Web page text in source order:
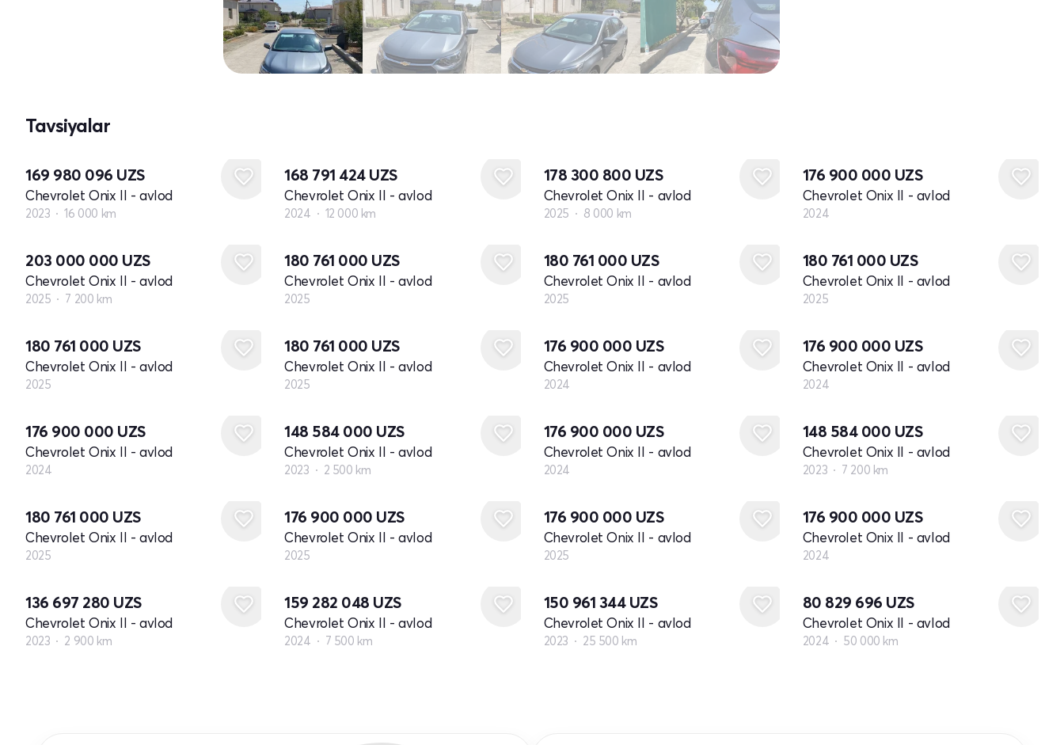
Tavsiyalar
169 980 096 UZS
Chevrolet Onix II - avlod
2023 16 000 km
168 791 424 UZS
Chevrolet Onix II - avlod
2024 12 000 km
178 300 800 UZS
Chevrolet Onix II - avlod
2025 8 000 km
176 900 000 UZS
Chevrolet Onix II - avlod
2024
203 000 000 UZS
Chevrolet Onix II - avlod
2025 7 200 km
180 761 000 UZS
Chevrolet Onix II - avlod
2025
180 761 000 UZS
Chevrolet Onix II - avlod
2025
180 761 000 UZS
Chevrolet Onix II - avlod
2025
180 761 000 UZS
Chevrolet Onix II - avlod
2025
180 761 000 UZS
Chevrolet Onix II - avlod
2025
176 900 000 UZS
Chevrolet Onix II - avlod
2024
176 900 000 UZS
Chevrolet Onix II - avlod
2024
176 900 000 UZS
Chevrolet Onix II - avlod
2024
148 584 000 UZS
Chevrolet Onix II - avlod
2023 2 500 km
176 900 000 UZS
Chevrolet Onix II - avlod
2024
148 584 000 UZS
Chevrolet Onix II - avlod
2023 7 200 km
180 761 000 UZS
Chevrolet Onix II - avlod
2025
176 900 000 UZS
Chevrolet Onix II - avlod
2025
176 900 000 UZS
Chevrolet Onix II - avlod
2025
176 900 000 UZS
Chevrolet Onix II - avlod
2024
136 697 280 UZS
Chevrolet Onix II - avlod
2023 2 900 km
159 282 048 UZS
Chevrolet Onix II - avlod
2024 7 500 km
150 961 344 UZS
Chevrolet Onix II - avlod
2023 25 500 km
80 829 696 UZS
Chevrolet Onix II - avlod
2024 50 000 km